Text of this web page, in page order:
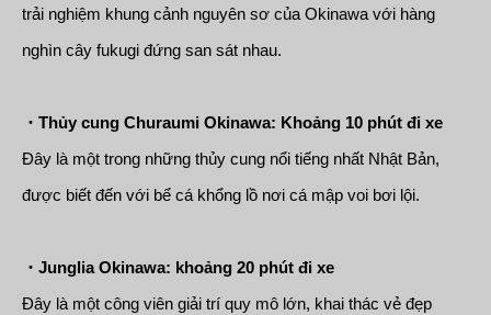
trải nghiệm khung cảnh nguyên sơ của Okinawa với hàng
nghìn cây fukugi đứng san sát nhau.
・Thủy cung Churaumi Okinawa: Khoảng 10 phút đi xe
Đây là một trong những thủy cung nổi tiếng nhất Nhật Bản,
được biết đến với bể cá khổng lồ nơi cá mập voi bơi lội.
・Junglia Okinawa: khoảng 20 phút đi xe
Đây là một công viên giải trí quy mô lớn, khai thác vẻ đẹp